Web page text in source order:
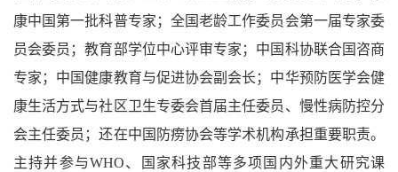
康中国第一批科普专家；全国老龄工作委员会第一届专家委
员会委员；教育部学位中心评审专家；中国科协联合国咨商
专家；中国健康教育与促进协会副会长；中华预防医学会健
康生活方式与社区卫生专委会首届主任委员、慢性病防控分
会主任委员；还在中国防痨协会等学术机构承担重要职责。
主持并参与WHO、国家科技部等多项国内外重大研究课